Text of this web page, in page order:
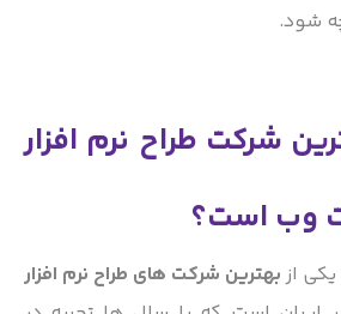
شود.
شرکت طراح نرم افزار
وب است؟
از بهترین شرکت های طراح نرم افزار